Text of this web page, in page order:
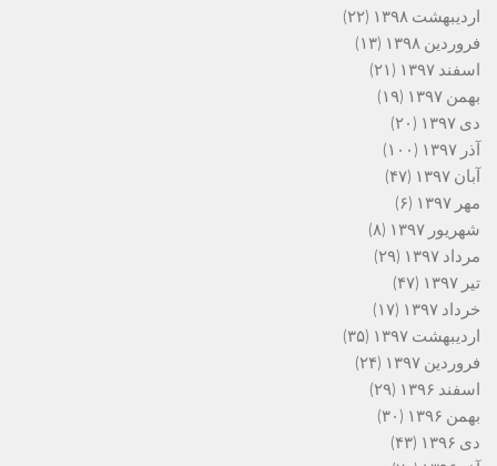
اردیبهشت ۱۳۹۸
(۲۲)
فروردین ۱۳۹۸
(۱۳)
اسفند ۱۳۹۷
(۲۱)
بهمن ۱۳۹۷
(۱۹)
دی ۱۳۹۷
(۲۰)
آذر ۱۳۹۷
(۱۰۰)
آبان ۱۳۹۷
(۴۷)
مهر ۱۳۹۷
(۶)
شهریور ۱۳۹۷
(۸)
مرداد ۱۳۹۷
(۲۹)
تیر ۱۳۹۷
(۴۷)
خرداد ۱۳۹۷
(۱۷)
اردیبهشت ۱۳۹۷
(۳۵)
فروردین ۱۳۹۷
(۲۴)
اسفند ۱۳۹۶
(۲۹)
بهمن ۱۳۹۶
(۳۰)
دی ۱۳۹۶
(۴۳)